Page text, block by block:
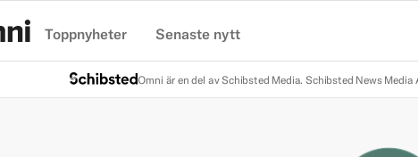
Toppnyheter Senaste nytt
Omni är en del av Schibsted Media. Schibsted News